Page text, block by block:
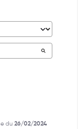
du 26/02/2024